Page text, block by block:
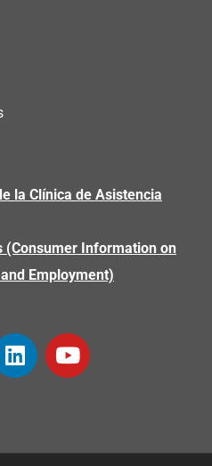
la Clínica de Asistencia
(Consumer Information on
Employment)